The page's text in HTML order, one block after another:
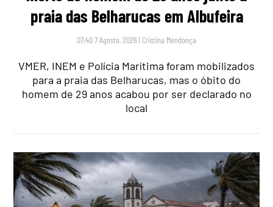
praia das Belharucas em Albufeira
07:40 7 Agosto, 2026 | Cristina Mendonça
VMER, INEM e Polícia Marítima foram mobilizados
para a praia das Belharucas, mas o óbito do
homem de 29 anos acabou por ser declarado no
local